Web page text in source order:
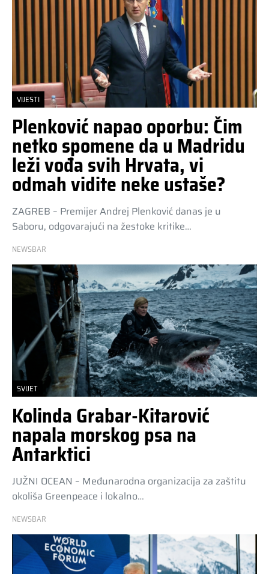
VIJESTI
Plenković napao oporbu: Čim
netko spomene da u Madridu
leži vođa svih Hrvata, vi
odmah vidite neke ustaše?
ZAGREB – Premijer Andrej Plenković danas je u
Saboru, odgovarajući na žestoke kritike…
NEWSBAR
SVIJET
Kolinda Grabar-Kitarović
napala morskog psa na
Antarktici
JUŽNI OCEAN – Međunarodna organizacija za zaštitu
okoliša Greenpeace i lokalno…
NEWSBAR